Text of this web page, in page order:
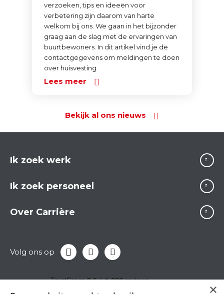
verzoeken, tips en ideeën voor
verbetering zijn daarom van harte
welkom bij ons. We gaan in het bijzonder
graag aan de slag met de ervaringen van
buurtbewoners. In dit artikel vind je de
contactgegevens om meldingen te doen
over huisvesting.
Lees meer
Bekijk al ons nieuws
Ik zoek werk
Ik zoek personeel
Over Carrière
Volg ons op
×